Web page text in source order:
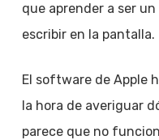
que aprender a ser
escribir en la pantalla.
El software de Apple
la hora de averiguar
parece que no